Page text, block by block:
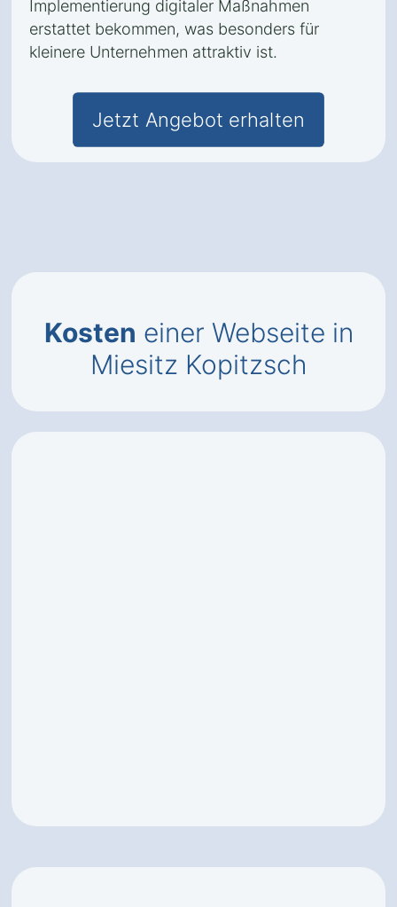
Implementierung digitaler Maßnahmen
erstattet bekommen, was besonders für
kleinere Unternehmen attraktiv ist.
Jetzt Angebot erhalten
Kosten einer Webseite in
Miesitz Kopitzsch